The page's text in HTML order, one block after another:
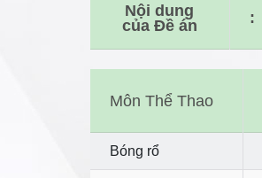
Nội dung
của Đề án
:
Môn Thể Thao
Bóng rổ